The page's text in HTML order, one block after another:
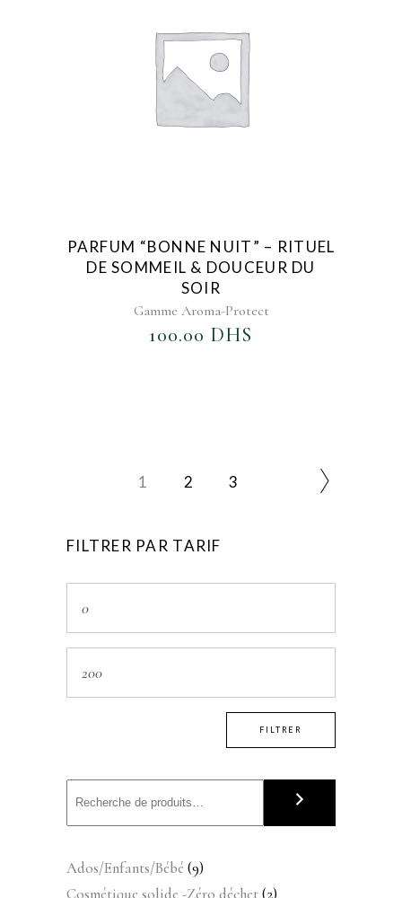
PARFUM “BONNE NUIT” – RITUEL
DE SOMMEIL & DOUCEUR DU
SOIR
Gamme Aroma-Protect
100.00 DHS
1 2 3
FILTRER PAR TARIF
min
max
FILTRER
Ados/Enfants/Bébé 99
produits
Cosmétique solide -Zéro déchet 22